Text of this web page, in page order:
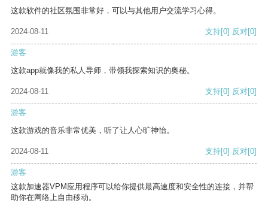
这款软件的社区氛围非常好，可以与其他用户交流学习心得。
2024-08-11 支持[0] 反对[0]
游客
这款app就像我的私人导师，带领我探索知识的奥秘。
2024-08-11 支持[0] 反对[0]
游客
这款游戏的音乐非常优美，听了让人心旷神怡。
2024-08-11 支持[0] 反对[0]
游客
这款加速器VPM应用程序可以给你提供最高速度和安全性的连接，并帮
助你在网络上自由移动。